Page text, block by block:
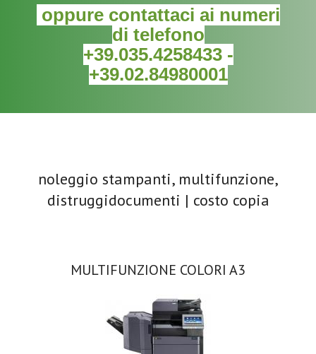
oppure contattaci ai numeri
di telefono
+39.035.4258433-
+39.02.84980001
noleggio stampanti, multifunzione,
distruggidocumenti | costo copia
MULTIFUNZIONE COLORI A3